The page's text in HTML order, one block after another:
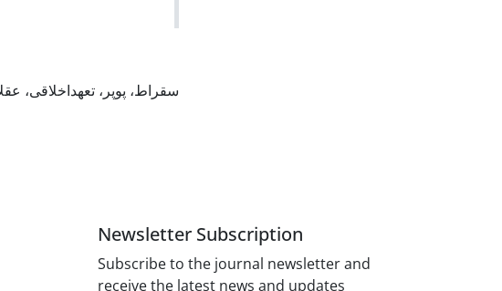
سقراط، پوپر، تعهداخلاقی،
Newsletter Subscription
Subscribe to the journal newsletter and
receive the latest news and updates